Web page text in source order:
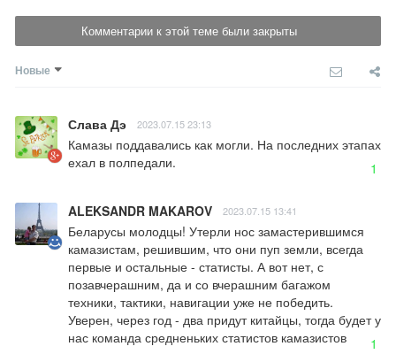
Комментарии к этой теме были закрыты
Новые
Слава Дэ 2023.07.15 23:13
Камазы поддавались как могли. На последних этапах
ехал в полпедали.
1
ALEKSANDR MAKAROV 2023.07.15 13:41
Беларусы молодцы! Утерли нос замастерившимся
камазистам, решившим, что они пуп земли, всегда
первые и остальные - статисты. А вот нет, с
позавчерашним, да и со вчерашним багажом
техники, тактики, навигации уже не победить.
Уверен, через год - два придут китайцы, тогда будет у
нас команда средненьких статистов камазистов
1